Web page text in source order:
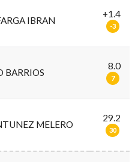
IBRAN
+1.4
-3
BARRIOS
8.0
7
MELERO
29.2
30